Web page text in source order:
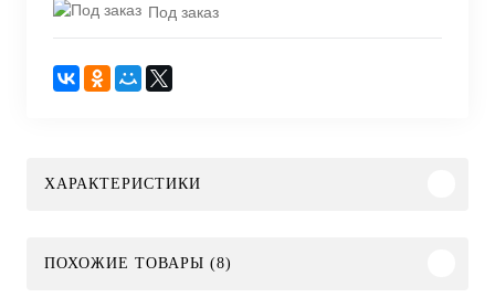
Под заказ
ХАРАКТЕРИСТИКИ
ПОХОЖИЕ ТОВАРЫ (8)